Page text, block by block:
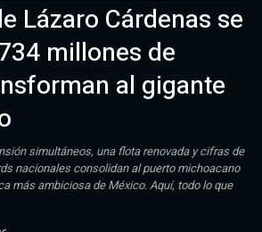
Lázaro Cárdenas se
millones de
al gigante
simultáneos, una flota renovada y cifras de
nacionales consolidan al puerto michoacano
más ambiciosa de México. Aquí, todo lo que